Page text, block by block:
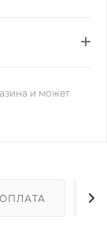
и может
ОПЛАТА